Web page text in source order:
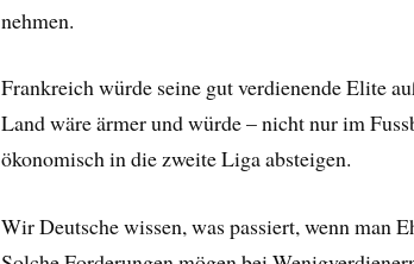
nehmen.
Frankreich würde seine gut verdienende Elite
Land wäre ärmer und würde – nicht nur im
ökonomisch in die zweite Liga absteigen.
Wir Deutsche wissen, was passiert, wenn man